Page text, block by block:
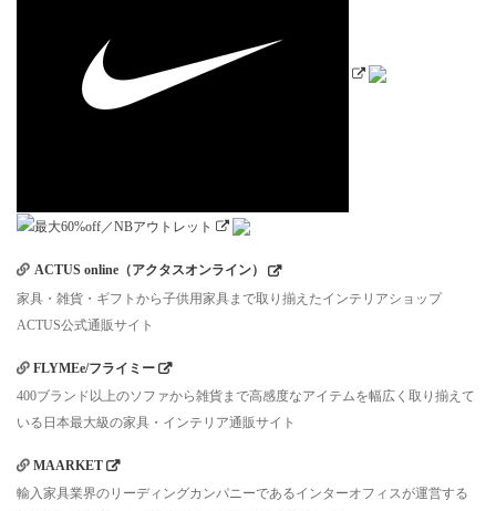
ACTUS online（アクタスオンライン）
家具・雑貨・ギフトから子供用家具まで取り揃えたインテリアショップ
ACTUS公式通販サイト
FLYMEe/フライミー
400ブランド以上のソファから雑貨まで高感度なアイテムを幅広く取り揃えて
いる日本最大級の家具・インテリア通販サイト
MAARKET
輸入家具業界のリーディングカンパニーであるインターオフィスが運営する